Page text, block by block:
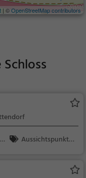
| ©OpenStreetMap contributors
Schloss
Aussichtspunkt, F